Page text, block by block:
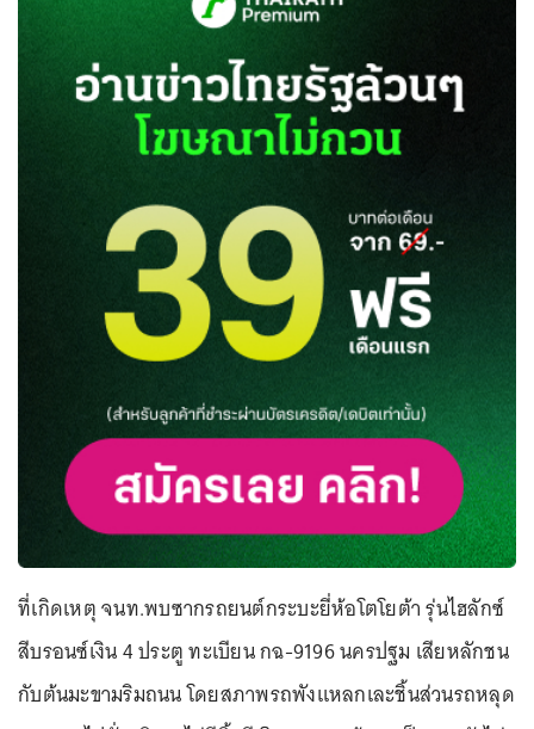
ที่เกิดเหตุ จนท.พบซากรถยนต์กระบะยี่ห้อโตโยต้า รุ่นไฮลักซ์
สีบรอนซ์เงิน 4 ประตู ทะเบียน กฉ-9196 นครปฐม เสียหลักชน
กับต้นมะขามริมถนน โดยสภาพรถพังแหลกเละชิ้นส่วนรถหลุด